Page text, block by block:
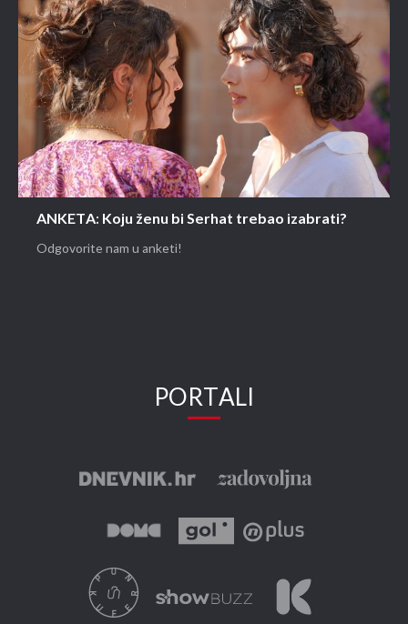
ANKETA: Koju ženu bi Serhat trebao izabrati?
Odgovorite nam u anketi!
PORTALI